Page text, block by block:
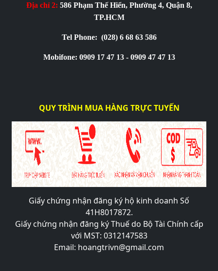
Địa chỉ 2: 586 Phạm Thế Hiển, Phường 4, Quận 8,
TP.HCM
Tel Phone: (028) 6 68 63 586
Mobifone: 0909 17 47 13 - 0909 47 47 13
QUY TRÌNH MUA HÀNG TRỰC TUYẾN
Giấy chứng nhận đăng ký hộ kinh doanh Số
41H8017872.
Giấy chứng nhận đăng ký Thuế do Bộ Tài Chính cấp
với MST: 0312147583
Email: hoangtrivn@gmail.com